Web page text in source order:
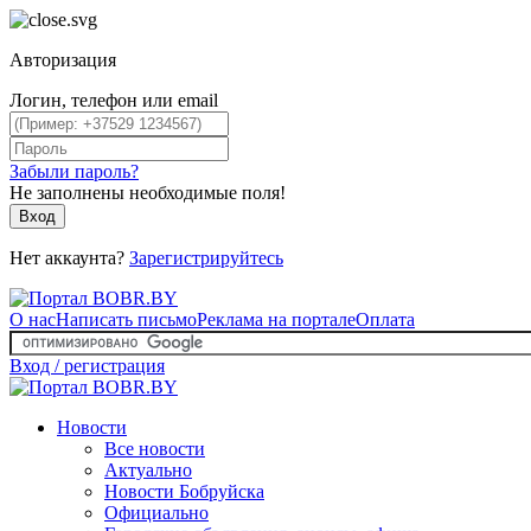
Авторизация
Логин, телефон или email
Забыли пароль?
Не заполнены необходимые поля!
Вход
Нет аккаунта? Зарегистрируйтесь
О насНаписать письмоРеклама на порталеОплата
Вход / регистрация
Новости
Все новости
Актуально
Новости Бобруйска
Официально